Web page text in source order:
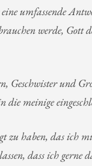
umfassende
werde,
Geschwister und
meinige
zu haben, das ich
dass ich gerne